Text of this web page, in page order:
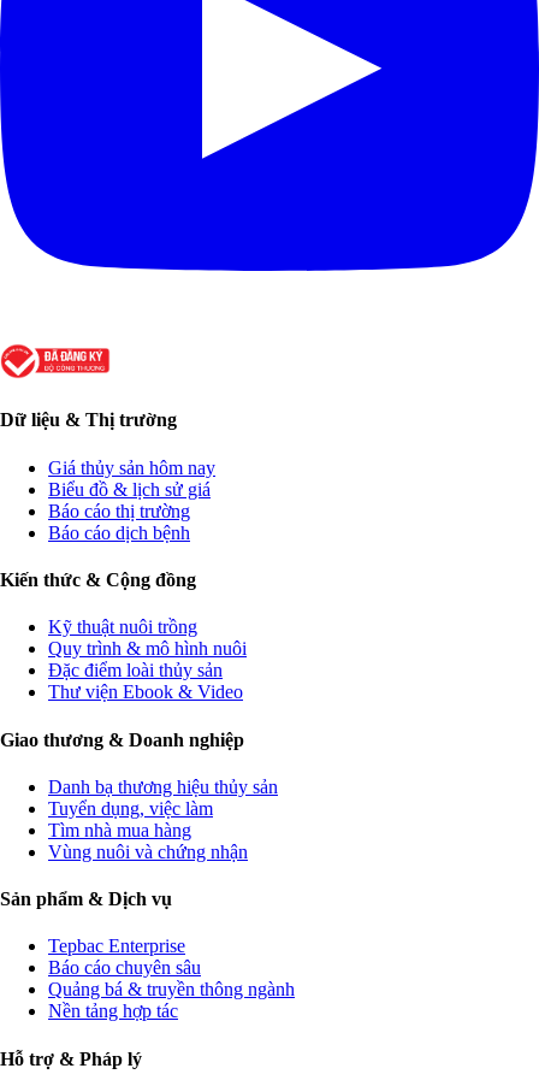
Dữ liệu & Thị trường
Giá thủy sản hôm nay
Biểu đồ & lịch sử giá
Báo cáo thị trường
Báo cáo dịch bệnh
Kiến thức & Cộng đồng
Kỹ thuật nuôi trồng
Quy trình & mô hình nuôi
Đặc điểm loài thủy sản
Thư viện Ebook & Video
Giao thương & Doanh nghiệp
Danh bạ thương hiệu thủy sản
Tuyển dụng, việc làm
Tìm nhà mua hàng
Vùng nuôi và chứng nhận
Sản phẩm & Dịch vụ
Tepbac Enterprise
Báo cáo chuyên sâu
Quảng bá & truyền thông ngành
Nền tảng hợp tác
Hỗ trợ & Pháp lý